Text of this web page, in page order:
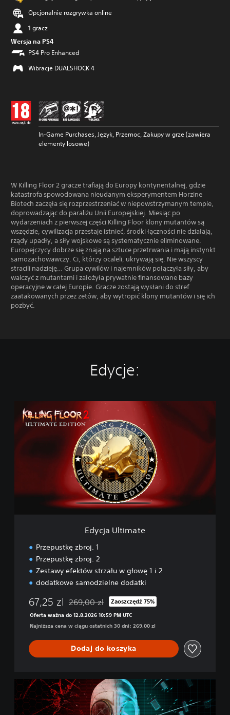
Opcjonalnie rozgrywka online
1 gracz
Wersja na PS4
PS4 Pro Enhanced
Wibracje DUALSHOCK 4
In-Game Purchases, Język, Przemoc, Zakupy w grze (zawiera
elementy losowe)
W Killing Floor 2 gracze trafiają do Europy kontynentalnej, gdzie
katastrofa spowodowana nieudanym eksperymentem Horzine
Biotech zaczęła się rozprzestrzeniać w niepowstrzymanym tempie,
doprowadzając do paraliżu Unii Europejskiej. Miesiąc po
wydarzeniach z pierwszej części Killing Floor klony mutantów są
wszędzie, cywilizacja przestaje istnieć, środki łączności nie działają,
rządy upadły, a siły wojskowe są systematycznie eliminowane.
Europejczycy dobrze się znają na sztuce przetrwania i mają instynkt
samozachowawczy. Ci, którzy ocaleli, ukrywają się. Nie wszyscy
stracili nadzieję… Grupa cywilów i najemników połączyła siły, aby
walczyć z mutantami i założyła prywatnie finansowane bazy
operacyjne w całej Europie. Gracze zostają wysłani do stref
zaatakowanych przez zetów, aby wytropić klony mutantów i się ich
pozbyć.
Edycje:
i
Edycja Ultimate
Przepustkę zbroj. 1
Przepustkę zbroj. 2
Zestawy efektów strzału w głowę 1 i 2
dodatkowe samodzielne dodatki
67,25 zl Zastosowano zniżkę z oryginalnej ceny
269,00 zl Zaoszczędź 75%
Oferta ważna do 12.8.2026 10:59 PM UTC
Najniższa cena w ciągu ostatnich 30 dni: 269,00 zl
Dodaj do koszyka
D
o
u